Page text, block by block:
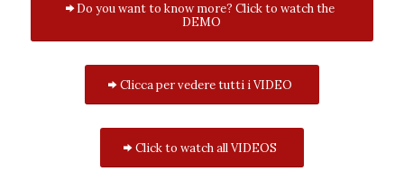
Do you want to know more? Click to watch the
DEMO
Clicca per vedere tutti i VIDEO
Click to watch all VIDEOS